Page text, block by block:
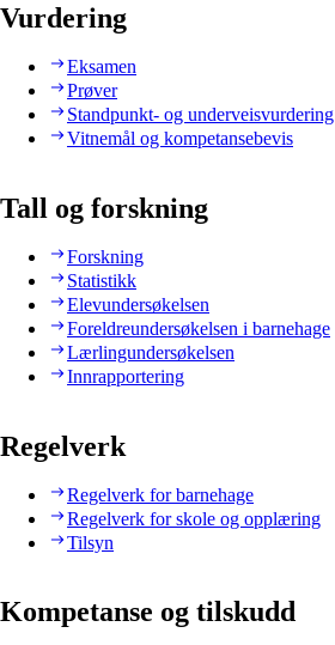
Vurdering
Eksamen
Prøver
Standpunkt- og underveisvurdering
Vitnemål og kompetansebevis
Tall og forskning
Forskning
Statistikk
Elevundersøkelsen
Foreldreundersøkelsen i barnehage
Lærlingundersøkelsen
Innrapportering
Regelverk
Regelverk for barnehage
Regelverk for skole og opplæring
Tilsyn
Kompetanse og tilskudd